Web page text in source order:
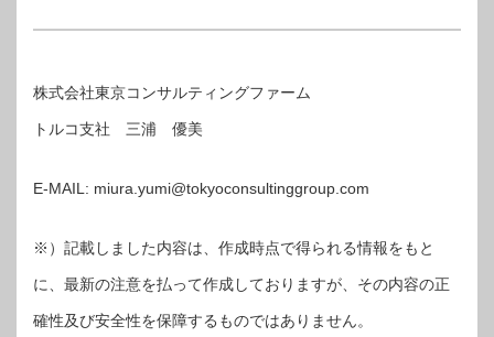
株式会社東京コンサルティングファーム
トルコ支社 三浦 優美
E-MAIL: miura.yumi@tokyoconsultinggroup.com
※）記載しました内容は、作成時点で得られる情報をもと
に、最新の注意を払って作成しておりますが、その内容の正
確性及び安全性を保障するものではありません。